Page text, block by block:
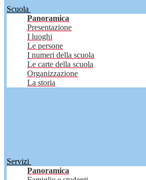
Scuola
Panoramica
Presentazione
I luoghi
Le persone
I numeri della scuola
Le carte della scuola
Organizzazione
La storia
Servizi
Panoramica